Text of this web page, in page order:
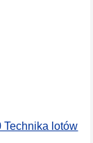
Technika lotów